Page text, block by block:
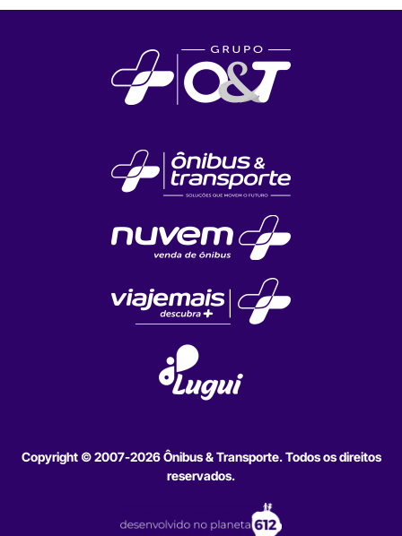
Copyright © 2007-2026 Ônibus & Transporte. Todos os direitos
reservados.